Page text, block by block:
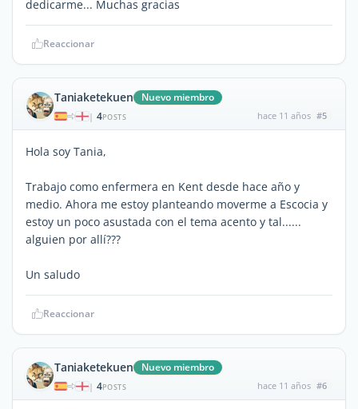
dedicarme... Muchas gracias
Reaccionar
Taniaketekuen Nuevo miembro
| 4POSTS hace 11 años #5
Hola soy Tania,
Trabajo como enfermera en Kent desde hace año y
medio. Ahora me estoy planteando moverme a Escocia y
estoy un poco asustada con el tema acento y tal......
alguien por allí???
Un saludo
Reaccionar
Taniaketekuen Nuevo miembro
| 4POSTS hace 11 años #6